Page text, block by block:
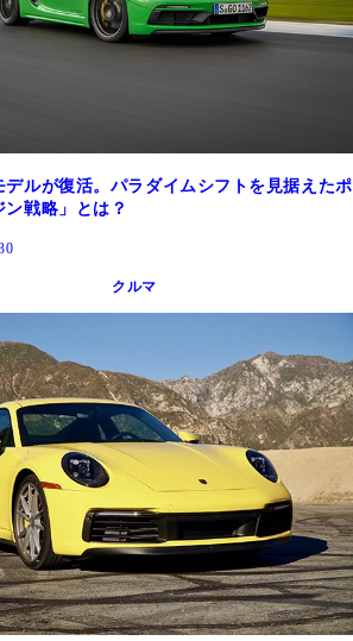
デルが復活。パラダイムシフトを見据えたポ
戦略」とは？
クルマ